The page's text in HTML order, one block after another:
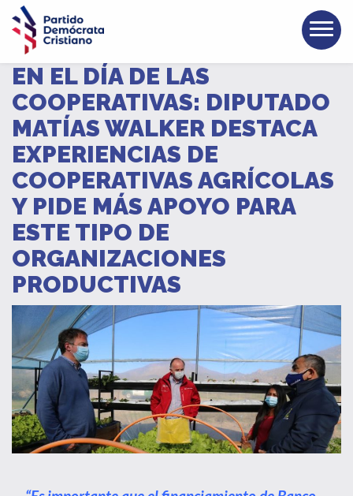
EN EL DÍA DE LAS
COOPERATIVAS: DIPUTADO
MATÍAS WALKER DESTACA
EXPERIENCIAS DE
COOPERATIVAS AGRÍCOLAS
Y PIDE MÁS APOYO PARA
ESTE TIPO DE
ORGANIZACIONES
PRODUCTIVAS